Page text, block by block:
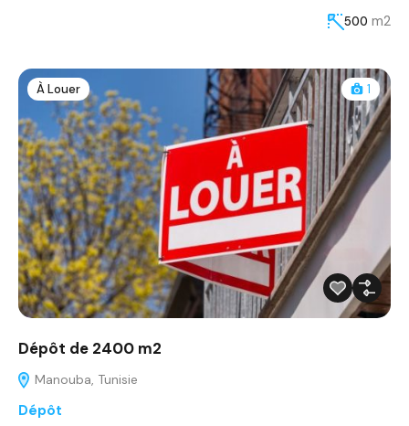
500 m2
À Louer 1
Dépôt de 2400 m2
Manouba, Tunisie
Dépôt